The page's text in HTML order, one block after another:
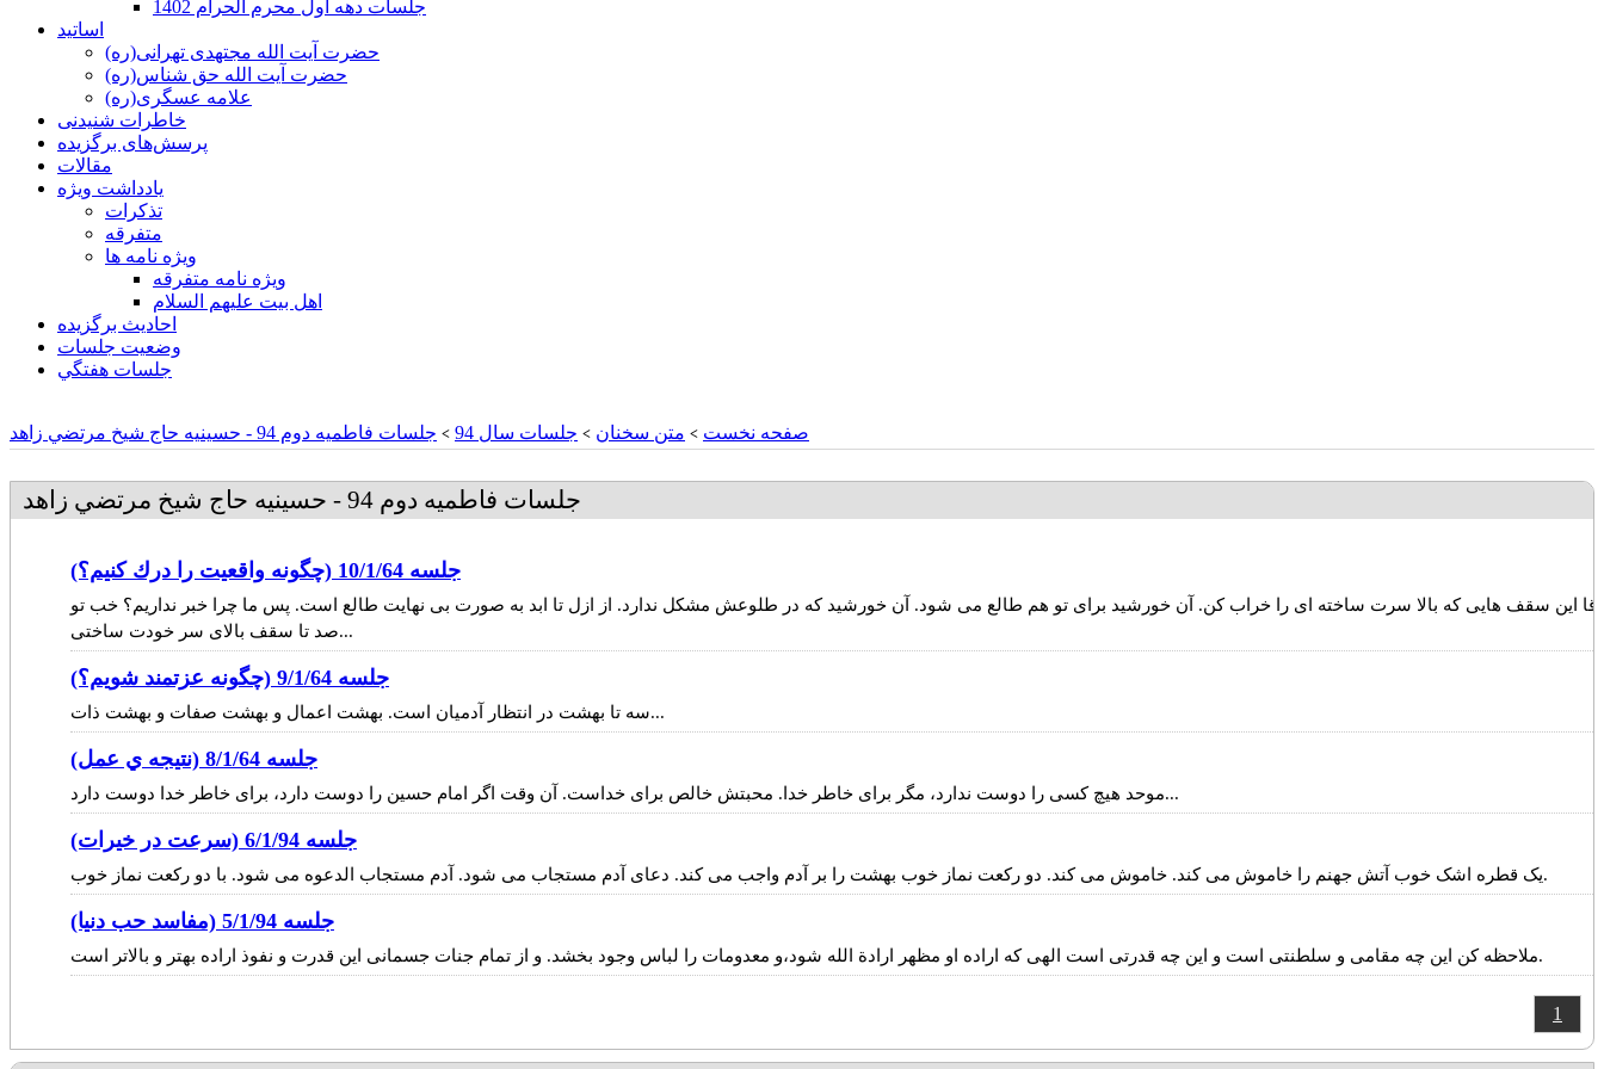
جلسات دهه اول محرم الحرام 1402
اساتید
حضرت آیت الله مجتهدی تهرانی(ره)
حضرت آیت الله حق شناس(ره)
علامه عسگری(ره)
خاطرات شنیدنی
پرسش‌های برگزیده
مقالات
یادداشت ویژه
تذكرات
متفرقه
ويژه نامه ها
ويژه نامه متفرقه
اهل بيت عليهم السلام
احادیث برگزیده
وضعیت جلسات
جلسات هفتگي
صفحه نخست > متن سخنان > جلسات سال 94 > جلسات فاطميه دوم 94 - حسينيه حاج شيخ مرتضي زاهد
جلسات فاطميه دوم 94 - حسينيه حاج شيخ مرتضي زاهد
جلسه 10/1/64 (چگونه واقعيت را درك كنيم؟)
آقا این سقف هایی که بالا سرت ساخته ای را خراب کن. آن خورشید برای تو هم طالع می شود. آن خورشید که در طلوعش مشکل ندارد. از ازل تا ابد به صورت بی نهایت طالع است. پس ما چرا خبر نداریم؟ خب تو
صد تا سقف بالای سر خودت ساختی...
جلسه 9/1/64 (چگونه عزتمند شويم؟)
سه تا بهشت در انتظار آدمیان است. بهشت اعمال و بهشت صفات و بهشت ذات...
جلسه 8/1/64 (نتيجه ي عمل)
موحد هیچ کسی را دوست ندارد، مگر برای خاطر خدا. محبتش خالص برای خداست. آن وقت اگر امام حسین را دوست دارد، برای خاطر خدا دوست دارد...
جلسه 6/1/94 (سرعت در خيرات)
یک قطره اشک خوب آتش جهنم را خاموش می کند. خاموش می کند. دو رکعت نماز خوب بهشت را بر آدم واجب می کند. دعای آدم مستجاب می شود. آدم مستجاب الدعوه می شود. با دو رکعت نماز خوب.
جلسه 5/1/94 (مفاسد حب دنيا)
ملاحظه کن این چه مقامی و سلطنتی است و این چه قدرتی است الهی که اراده او مظهر ارادة الله شود،و معدومات را لباس وجود بخشد. و از تمام جنات جسمانی این قدرت و نفوذ اراده بهتر و بالاتر است.
1